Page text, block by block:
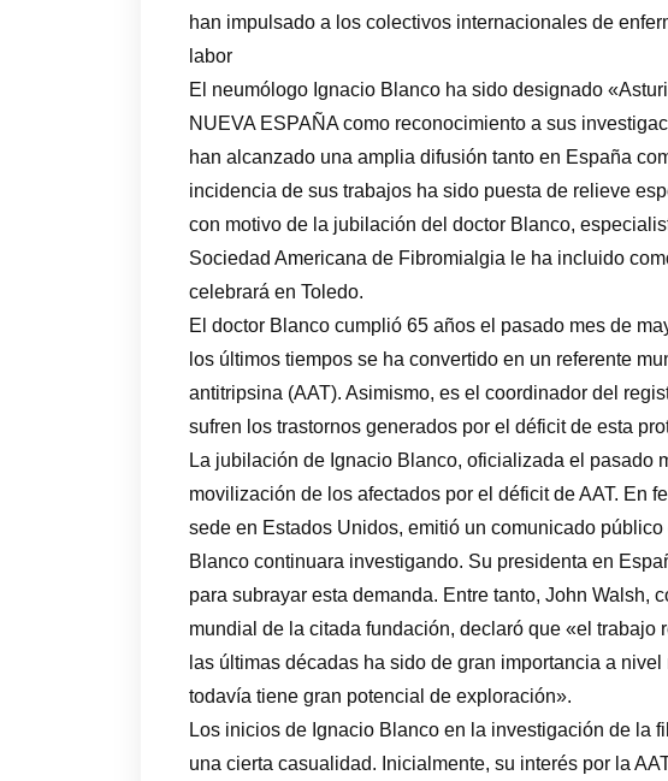
han impulsado a los colectivos internacionales de
labor
El neumólogo Ignacio Blanco ha sido designado
NUEVA ESPAÑA como reconocimiento a sus
han alcanzado una amplia difusión tanto en España
incidencia de sus trabajos ha sido puesta de relieve
con motivo de la jubilación del doctor Blanco,
Sociedad Americana de Fibromialgia le ha incluido
celebrará en Toledo.
El doctor Blanco cumplió 65 años el pasado mes de
los últimos tiempos se ha convertido en un referente
antitripsina (AAT). Asimismo, es el coordinador del
sufren los trastornos generados por el déficit de esta
La jubilación de Ignacio Blanco, oficializada el pasado
movilización de los afectados por el déficit de AAT. En
sede en Estados Unidos, emitió un comunicado
Blanco continuara investigando. Su presidenta en
para subrayar esta demanda. Entre tanto, John Walsh,
mundial de la citada fundación, declaró que «el trabajo
las últimas décadas ha sido de gran importancia a
todavía tiene gran potencial de exploración».
Los inicios de Ignacio Blanco en la investigación de la
una cierta casualidad. Inicialmente, su interés por la